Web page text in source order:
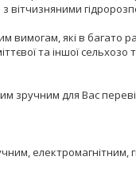
вимогам, які в
та іншої
зручним для Вас
електромагнітним,